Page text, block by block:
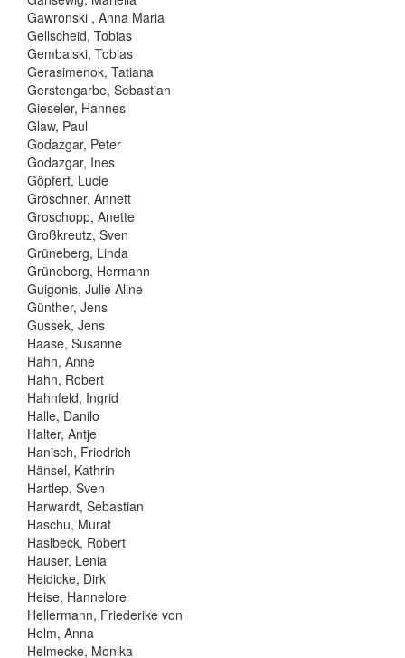
Gawronski , Anna Maria
Gellscheid, Tobias
Gembalski, Tobias
Gerasimenok, Tatiana
Gerstengarbe, Sebastian
Gieseler, Hannes
Glaw, Paul
Godazgar, Peter
Godazgar, Ines
Göpfert, Lucie
Gröschner, Annett
Groschopp, Anette
Großkreutz, Sven
Grüneberg, Linda
Grüneberg, Hermann
Guigonis, Julie Aline
Günther, Jens
Gussek, Jens
Haase, Susanne
Hahn, Anne
Hahn, Robert
Hahnfeld, Ingrid
Halle, Danilo
Halter, Antje
Hanisch, Friedrich
Hänsel, Kathrin
Hartlep, Sven
Harwardt, Sebastian
Haschu, Murat
Haslbeck, Robert
Hauser, Lenia
Heidicke, Dirk
Heise, Hannelore
Hellermann, Friederike von
Helm, Anna
Helmecke, Monika